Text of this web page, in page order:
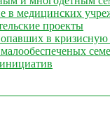
в медицинских
проекты
в